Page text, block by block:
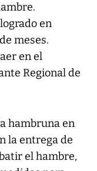
en
meses.
en el
Regional de
hambruna en
la entrega de
el hambre,